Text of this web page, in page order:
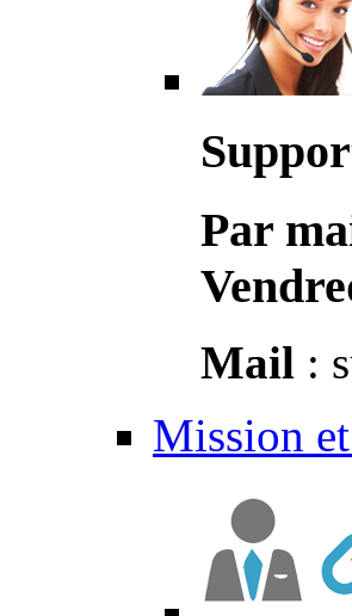
Par
Mail :
Mission